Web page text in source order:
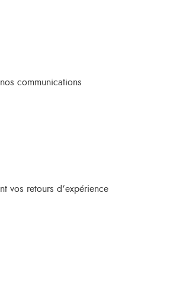
communications
vos retours d’expérience